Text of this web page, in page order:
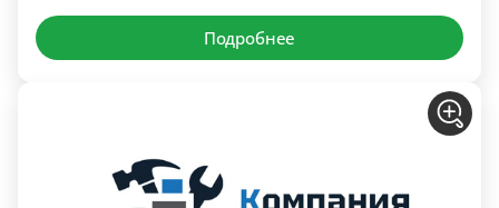
Подробнее